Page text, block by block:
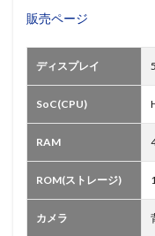
販売ページ
ディスプレイ
SoC(CPU)
RAM
ROM(ストレージ)
カメラ